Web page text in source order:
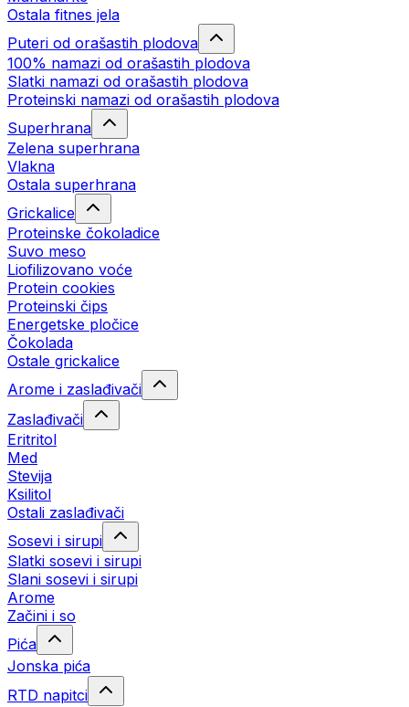
Ostala fitnes jela
Puteri od orašastih plodova
100% namazi od orašastih plodova
Slatki namazi od orašastih plodova
Proteinski namazi od orašastih plodova
Superhrana
Zelena superhrana
Vlakna
Ostala superhrana
Grickalice
Proteinske čokoladice
Suvo meso
Liofilizovano voće
Protein cookies
Proteinski čips
Energetske pločice
Čokolada
Ostale grickalice
Arome i zaslađivači
Zaslađivači
Eritritol
Med
Stevija
Ksilitol
Ostali zaslađivači
Sosevi i sirupi
Slatki sosevi i sirupi
Slani sosevi i sirupi
Arome
Začini i so
Pića
Jonska pića
RTD napitci